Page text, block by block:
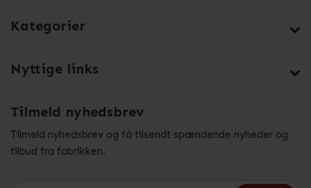
Kategorier
Nyttige links
Tilmeld nyhedsbrev
Tilmeld nyhedsbrev og få tilsendt spændende nyheder og
tilbud fra fabrikken.